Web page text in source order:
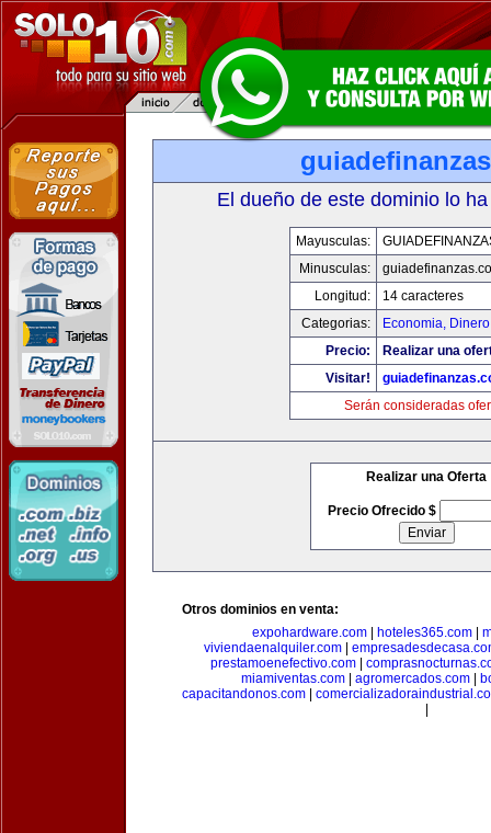
El dueño de este dominio lo
Mayusculas:
Minusculas:
Longitud:
14 caracteres
Categorias:
Economia,
Precio:
Realizar una
Visitar!
Serán consideradas
Realizar una Oferta
Precio Ofrecido $
Otros dominios en venta:
expohardware.com| hoteles365.com|
viviendaenalquiler.com|
prestamoenefectivo.com
miamiventas.com
agromercados.com
capacitandonos.com